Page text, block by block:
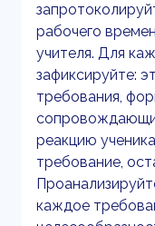
рабочего
учителя. Для
зафиксируйте:
требования,
реакцию
требование,
каждое